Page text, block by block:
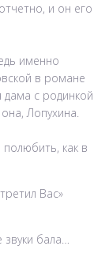
и он его
именно
в романе
с родинкой
Лопухина.
как в
Вас»
звуки бала…